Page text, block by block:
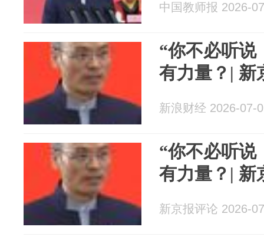
中国教师报 2026-
“你不必听说
有力量？| 新
新浪财经 2026-07-
“你不必听说
有力量？| 新
新京报评论 2026-